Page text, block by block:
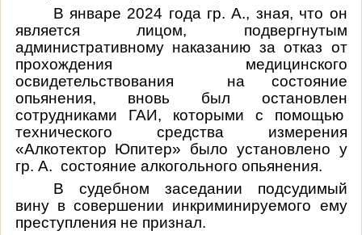
В январе 2024 года гр. А., зная, что он
является лицом, подвергнутым
административному наказанию за отказ от
прохождения медицинского
освидетельствования на состояние
опьянения, вновь был остановлен
сотрудниками ГАИ, которыми с помощью
технического средства измерения
«Алкотектор Юпитер» было установлено у
гр. А. состояние алкогольного опьянения.
В судебном заседании подсудимый
вину в совершении инкриминируемого ему
преступления не признал.